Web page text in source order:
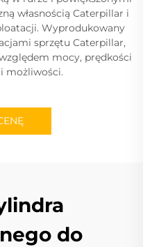
własnością Caterpillar i
Wyprodukowany
sprzętu Caterpillar,
mocy, prędkości
i możliwości.
do